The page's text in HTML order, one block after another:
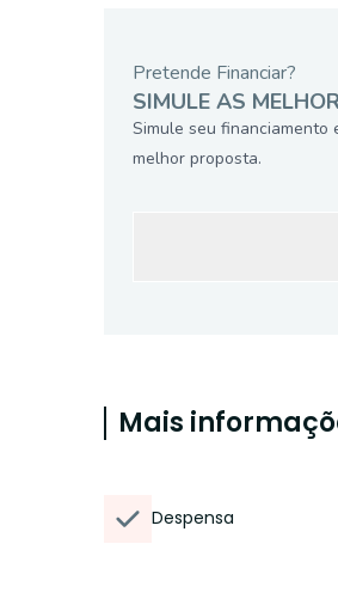
Pretende Financiar?
SIMULE AS
Simule seu financiamento
melhor proposta.
Mais
Despensa